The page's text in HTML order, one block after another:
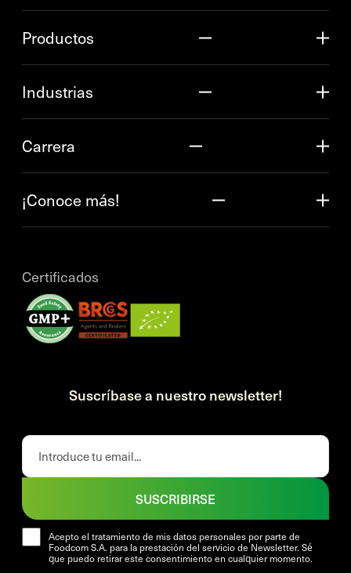
Productos
Industrias
Carrera
¡Conoce más!
Certificados
Suscríbase a nuestro newsletter!
Acepto el tratamiento de mis datos personales por parte de
Foodcom S.A. para la prestación del servicio de Newsletter. Sé
que puedo retirar este consentimiento en cualquier momento.
SUSCRIBIRSE